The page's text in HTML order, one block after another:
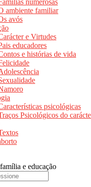
ambiente familiar
avós
e Virtudes
educadores
e histórias de vida
psicológicas
Psicológicos do
e educação